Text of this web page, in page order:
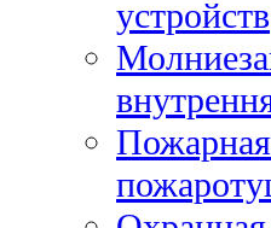
устройств
Пожарная